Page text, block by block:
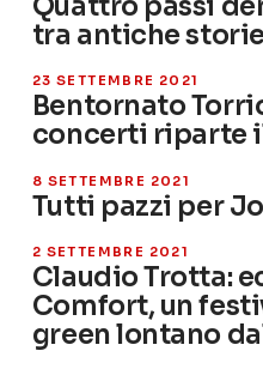
tra antiche
23 SETTEMBRE 2021
Bentornato
concerti riparte
8 SETTEMBRE 2021
Tutti pazzi per
2 SETTEMBRE 2021
Claudio Trotta:
Comfort, un
green lontano